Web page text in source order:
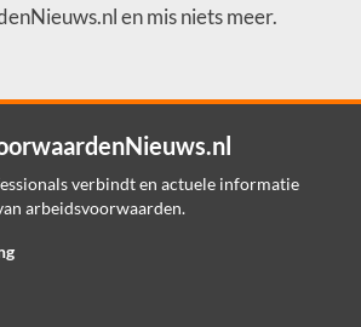
en mis niets meer.
verbindt en actuele informatie
arbeidsvoorwaarden.